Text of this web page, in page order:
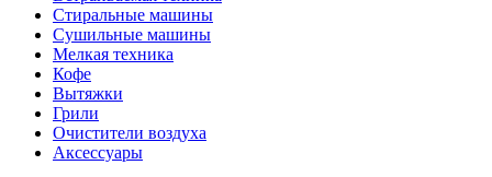
Стиральные машины
Сушильные машины
Мелкая техника
Кофе
Вытяжки
Грили
Очистители воздуха
Аксессуары